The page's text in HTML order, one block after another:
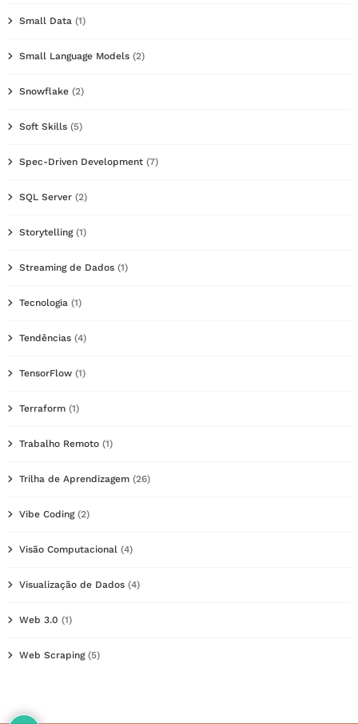
Small Data (1)
Small Language Models (2)
Snowflake (2)
Soft Skills (5)
Spec-Driven Development (7)
SQL Server (2)
Storytelling(1)
Streaming de Dados (1)
Tecnologia (1)
Tendências (4)
TensorFlow (1)
Terraform (1)
Trabalho Remoto (1)
Trilha de Aprendizagem (26)
Vibe Coding(2)
Visão Computacional (4)
Visualização de Dados (4)
Web 3.0 (1)
Web Scraping(5)